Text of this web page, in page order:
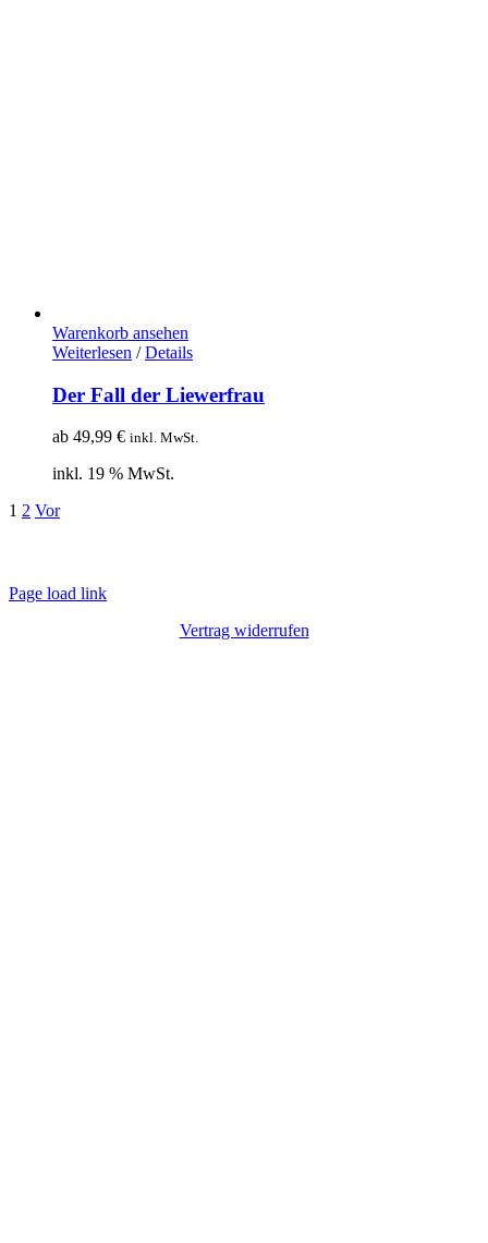
Warenkorb ansehen
Weiterlesen / Details
Der Fall der Liewerfrau
ab 49,99 € inkl. MwSt.
inkl. 19 % MwSt.
1 2 Vor
Page load link
Vertrag widerrufen